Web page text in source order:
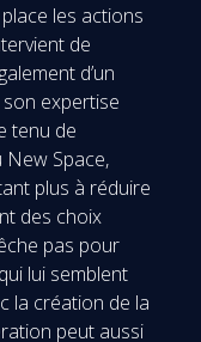
les actions
de
d’un
expertise
tenu de
New Space,
plus à réduire
des choix
pas pour
lui semblent
la création de la
peut aussi